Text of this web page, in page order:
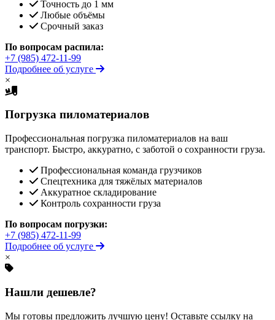
Точность до 1 мм
Любые объёмы
Срочный заказ
По вопросам распила:
+7 (985) 472-11-99
Подробнее об услуге
×
Погрузка пиломатериалов
Профессиональная погрузка пиломатериалов на ваш
транспорт. Быстро, аккуратно, с заботой о сохранности груза.
Профессиональная команда грузчиков
Спецтехника для тяжёлых материалов
Аккуратное складирование
Контроль сохранности груза
По вопросам погрузки:
+7 (985) 472-11-99
Подробнее об услуге
×
Нашли дешевле?
Мы готовы предложить лучшую цену! Оставьте ссылку на